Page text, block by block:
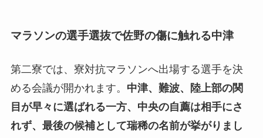
マラソンの選手選抜で佐野の傷に触れる中津
第二寮では、寮対抗マラソンへ出場する選手を決
める会議が開かれます。 中津、難波、陸上部の関
目が早々に選ばれる一方、中央の自薦は相手にさ
れず、最後の候補として瑞稀の名前が挙がりまし